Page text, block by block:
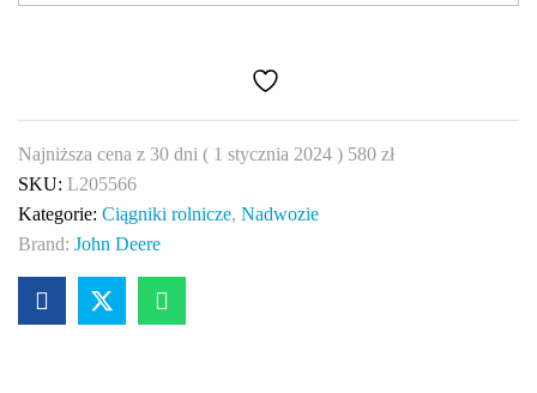
Najniższa cena z 30 dni ( 1 stycznia 2024 ) 580 zł
SKU: L205566
Kategorie: Ciągniki rolnicze, Nadwozie
Brand: John Deere